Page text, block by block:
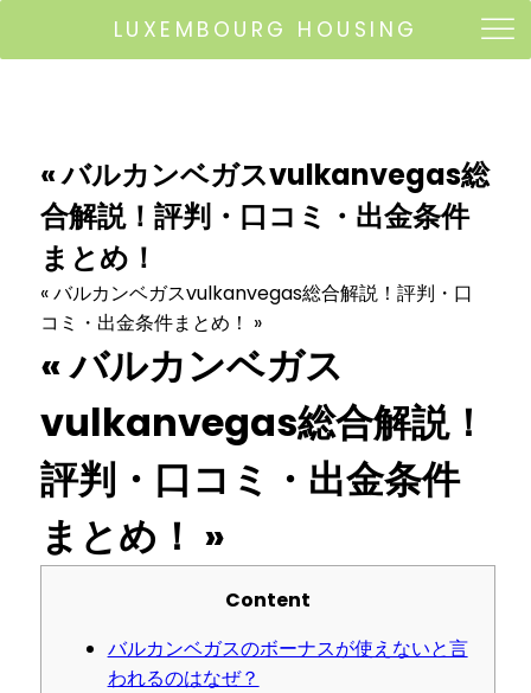
LUXEMBOURG HOUSING
« バルカンベガスvulkanvegas総
合解説！評判・口コミ・出金条件
まとめ！
« バルカンベガスvulkanvegas総合解説！評判・口
コミ・出金条件まとめ！ »
« バルカンベガス
vulkanvegas総合解説！
評判・口コミ・出金条件
まとめ！ »
Content
バルカンベガスのボーナスが使えないと言
われるのはなぜ？